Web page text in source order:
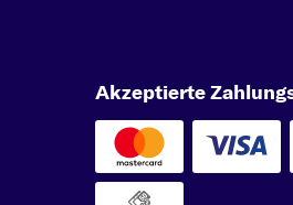
Akzeptierte